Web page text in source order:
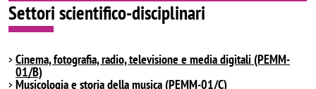
Settori scientifico-disciplinari
Cinema, fotografia, radio, televisione e media digitali (PEMM-
01/B)
Musicologia e storia della musica (PEMM-01/C)